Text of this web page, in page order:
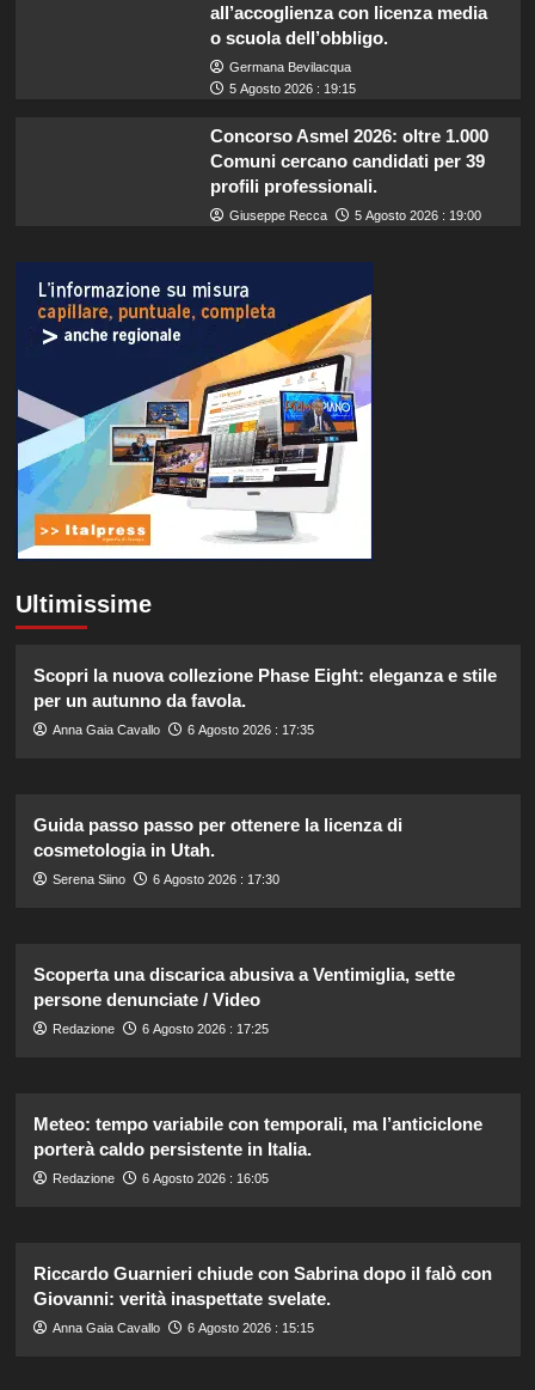
all’accoglienza con licenza media
o scuola dell’obbligo.
Germana Bevilacqua
5 Agosto 2026 : 19:15
Concorso Asmel 2026: oltre 1.000
Comuni cercano candidati per 39
profili professionali.
Giuseppe Recca 5 Agosto 2026 : 19:00
Ultimissime
Scopri la nuova collezione Phase Eight: eleganza e stile
per un autunno da favola.
Anna Gaia Cavallo 6 Agosto 2026 : 17:35
Guida passo passo per ottenere la licenza di
cosmetologia in Utah.
Serena Siino 6 Agosto 2026 : 17:30
Scoperta una discarica abusiva a Ventimiglia, sette
persone denunciate / Video
Redazione 6 Agosto 2026 : 17:25
Meteo: tempo variabile con temporali, ma l’anticiclone
porterà caldo persistente in Italia.
Redazione 6 Agosto 2026 : 16:05
Riccardo Guarnieri chiude con Sabrina dopo il falò con
Giovanni: verità inaspettate svelate.
Anna Gaia Cavallo 6 Agosto 2026 : 15:15